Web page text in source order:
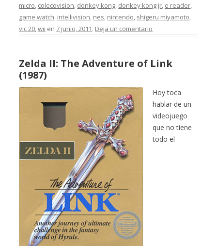
micro, colecovision, donkey kong, donkey kong jr, e reader,
game watch, intellivision, nes, nintendo, shigeru miyamoto,
vic 20,wii en 7 junio, 2011. Deja un comentario
Zelda II: The Adventure of Link
(1987)
Hoy toca
hablar de un
videojuego
que no tiene
todo el